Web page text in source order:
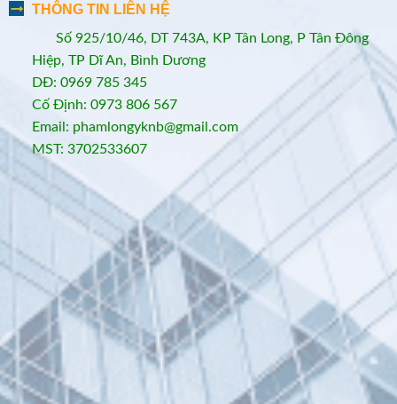
THÔNG TIN LIÊN HỆ
Số 925/10/46, DT 743A, KP Tân Long, P Tân Đông
Hiệp, TP Dĩ An, Bình Dương
DĐ: 0969 785 345
Cố Định: 0973 806 567
Email: phamlongyknb@gmail.com
MST: 3702533607